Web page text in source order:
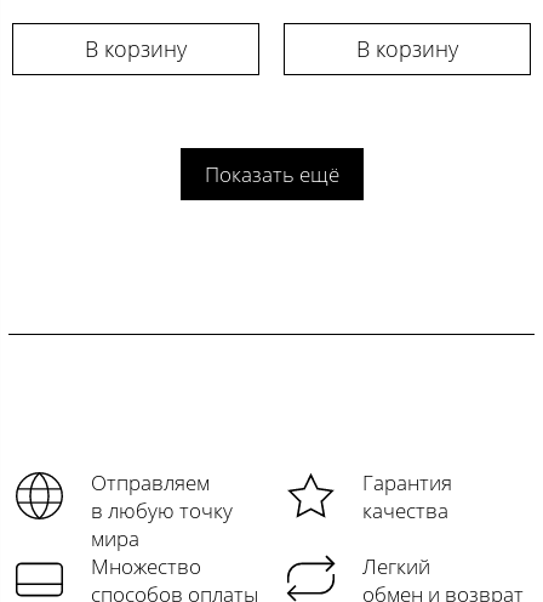
В корзину В корзину
Показать ещё
Отправляем
в любую точку
мира
Гарантия
качества
Множество
способов оплаты
Легкий
обмен и возврат